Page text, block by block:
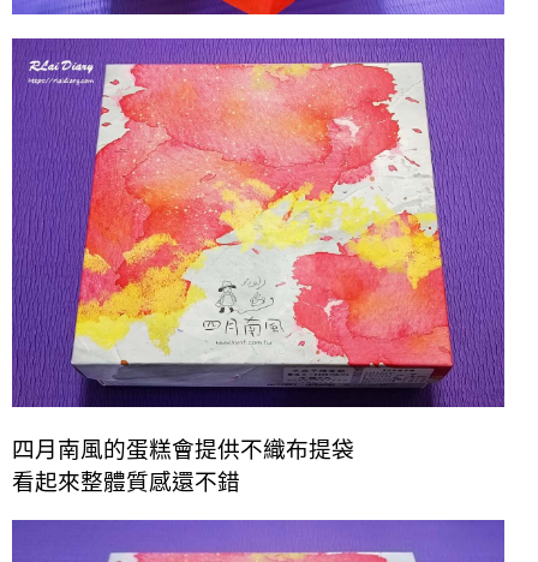
四月南風的蛋糕會提供不織布提袋
看起來整體質感還不錯